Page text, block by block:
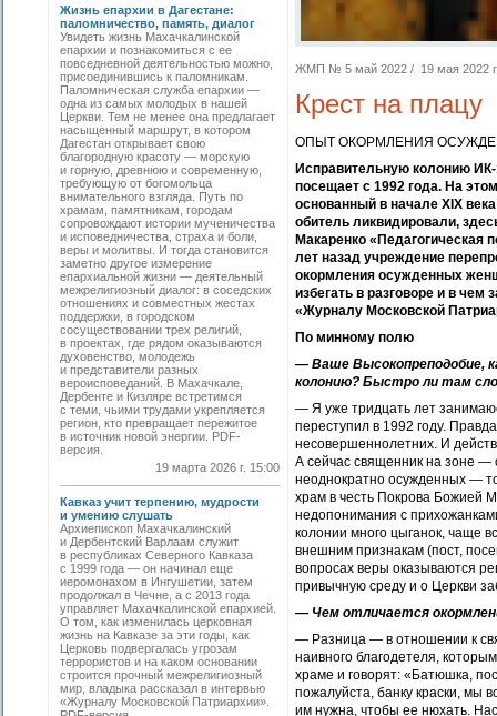
Жизнь епархии в Дагестане:
паломничество, память, диалог
Увидеть жизнь Махачкалинской
епархии и познакомиться с ее
повседневной деятельностью можно,
присоединившись к паломникам.
Паломническая служба епархии —
одна из самых молодых в нашей
Церкви. Тем не менее она предлагает
насыщенный маршрут, в котором
Дагестан открывает свою
благородную красоту — морскую
и горную, древнюю и современную,
требующую от богомольца
внимательного взгляда. Путь по
храмам, памятникам, городам
сопровождают истории мученичества
и исповедничества, страха и боли,
веры и молитвы. И тогда становится
заметно другое измерение
епархиальной жизни — деятельный
межрелигиозный диалог: в соседских
отношениях и совместных жестах
поддержки, в городском
сосуществовании трех религий,
в проектах, где рядом оказываются
духовенство, молодежь
и представители разных
вероисповеданий. В Махачкале,
Дербенте и Кизляре встретимся
с теми, чьими трудами укрепляется
регион, кто превращает пережитое
в источник новой энергии. PDF-
версия.
19 марта 2026 г. 15:00
Кавказ учит терпению, мудрости
и умению слушать
Архиепископ Махачкалинский
и Дербентский Варлаам служит
в республиках Северного Кавказа
с 1999 года — он начинал еще
иеромонахом в Ингушетии, затем
продолжал в Чечне, а с 2013 года
управляет Махачкалинской епархией.
О том, как изменилась церковная
жизнь на Кавказе за эти годы, как
Церковь подвергалась угрозам
террористов и на каком основании
строится прочный межрелигиозный
мир, владыка рассказал в интервью
«Журналу Московской Патриархии».
ЖМП № 5 май 2022 / 19 мая 2022
Крест на плацу
ОПЫТ ОКОРМЛЕНИЯ
Исправительную колонию
посещает с 1992 года. На
основанный в начале XIX
обитель ликвидировали,
Макаренко «Педагогическая
лет назад учреждение
окормления осужденных
избегать в разговоре и в чем
«Журналу Московской
По минному полю
— Ваше Высокопреподобие,
колонию? Быстро ли там
— Я уже тридцать лет
переступил в 1992 году.
несовершеннолетних. И
А сейчас священник на зоне —
неоднократно осужденных —
храм в честь Покрова Божией
недопонимания с
колонии много цыганок, чаще
внешним признакам (пост,
вопросах веры оказываются
привычную среду и о Церкви
— Чем отличается
— Разница — в отношении к
наивного благодетеля,
храме и говорят: «Батюшка,
пожалуйста, банку краски, мы
им нужна, чтобы ее нюхать.